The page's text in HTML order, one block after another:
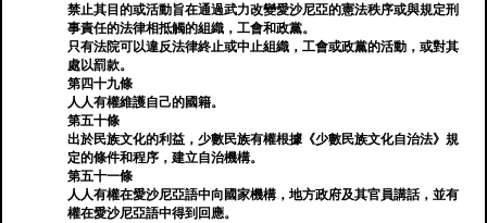
禁止其目的或活動旨在通過武力改變愛沙尼亞的憲法秩序或與規定刑
事責任的法律相抵觸的組織，工會和政黨。
只有法院可以違反法律終止或中止組織，工會或政黨的活動，或對其
處以罰款。
第四十九條
人人有權維護自己的國籍。
第五十條
出於民族文化的利益，少數民族有權根據《少數民族文化自治法》規
定的條件和程序，建立自治機構。
第五十一條
人人有權在愛沙尼亞語中向國家機構，地方政府及其官員講話，並有
權在愛沙尼亞語中得到回應。